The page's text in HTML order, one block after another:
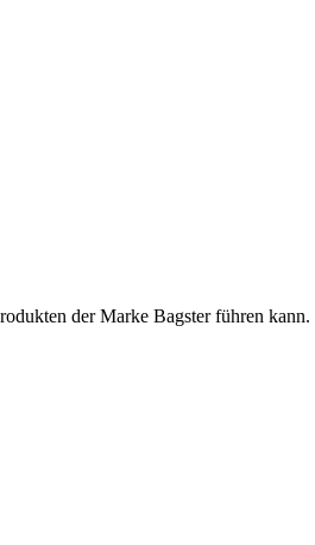
der Marke Bagster führen kann.